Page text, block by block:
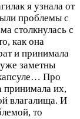
я узнала от
проблемы с
столкнулась с
как она
и принимала
заметны
Про
принимала их,
влагалища. И
то